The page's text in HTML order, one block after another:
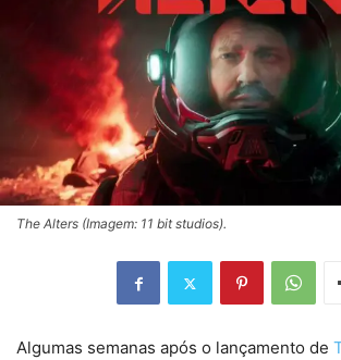
The Alters (Imagem: 11 bit studios).
Algumas semanas após o lançamento de